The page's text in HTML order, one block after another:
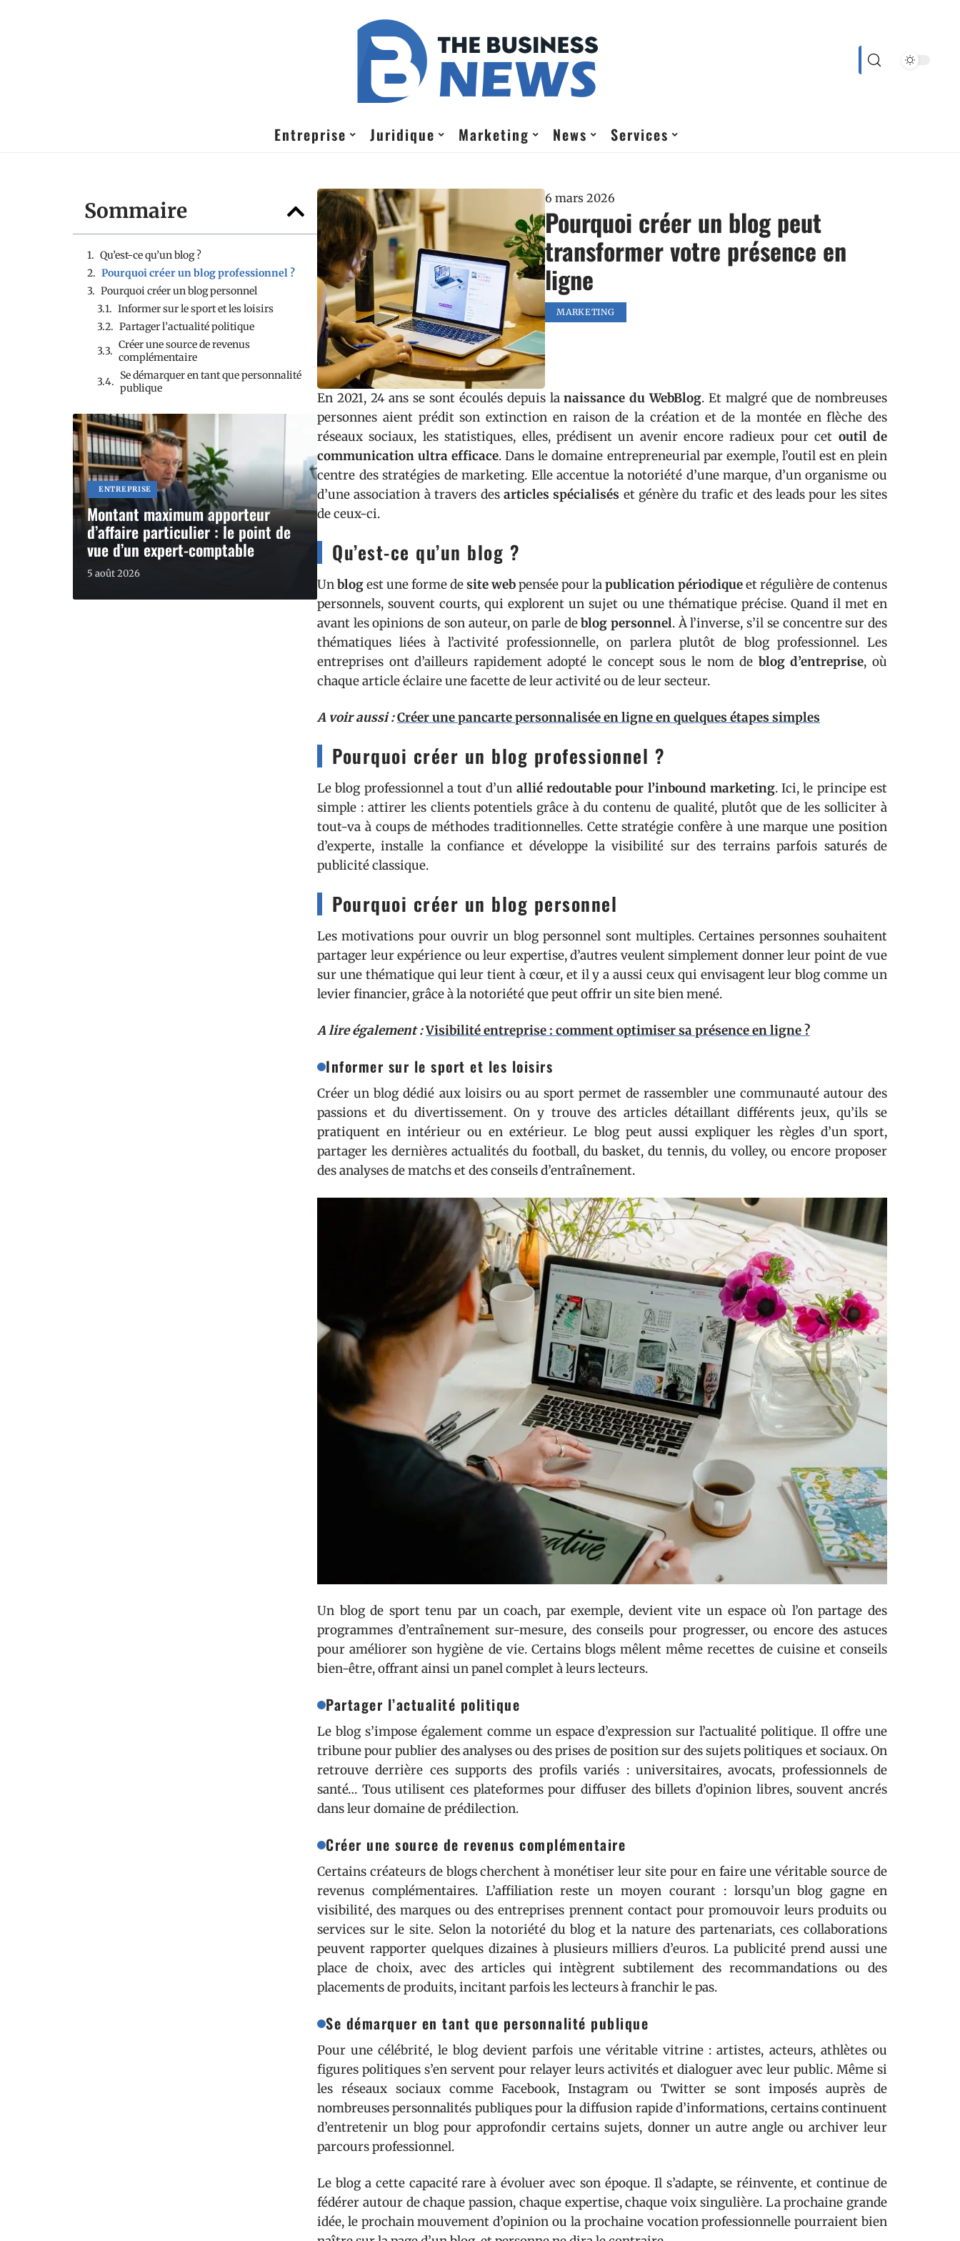
Entreprise Juridique Marketing News Services
Sommaire
Qu’est-ce qu’un blog ?
Pourquoi créer un blog professionnel ?
Pourquoi créer un blog personnel
Informer sur le sport et les loisirs
Partager l’actualité politique
Créer une source de revenus
complémentaire
Se démarquer en tant que personnalité
publique
ENTREPRISE
Montant maximum apporteur
d’affaire particulier : le point de
vue d’un expert-comptable
5 août 2026
6 mars 2026
Pourquoi créer un blog peut
transformer votre présence en
ligne
MARKETING
En 2021, 24 ans se sont écoulés depuis lanaissance du WebBlog. Et malgré que de nombreuses
personnes aient prédit son extinction en raison de la création et de la montée en flèche des
réseaux sociaux, les statistiques, elles, prédisent un avenir encore radieux pour cet outil de
communication ultra efficace. Dans le domaine entrepreneurial par exemple, l’outil est en plein
centre des stratégies de marketing. Elle accentue la notoriété d’une marque, d’un organisme ou
d’une association à travers des articles spécialisés et génère du trafic et des leads pour les sites
de ceux-ci.
Qu’est-ce qu’un blog ?
Unblogest une forme desite webpensée pour lapublication périodiqueet régulière de contenus
personnels, souvent courts, qui explorent un sujet ou une thématique précise. Quand il met en
avant les opinions de son auteur, on parle deblog personnel. À l’inverse, s’il se concentre sur des
thématiques liées à l’activité professionnelle, on parlera plutôt de blog professionnel. Les
entreprises ont d’ailleurs rapidement adopté le concept sous le nom de blog d’entreprise, où
chaque article éclaire une facette de leur activité ou de leur secteur.
A voir aussi :Créer une pancarte personnalisée en ligne en quelques étapes simples
Pourquoi créer un blog professionnel ?
Le blog professionnel a tout d’un allié redoutable pour l’inbound marketing. Ici, le principe est
simple : attirer les clients potentiels grâce à du contenu de qualité, plutôt que de les solliciter à
tout-va à coups de méthodes traditionnelles. Cette stratégie confère à une marque une position
d’experte, installe la confiance et développe la visibilité sur des terrains parfois saturés de
publicité classique.
Pourquoi créer un blog personnel
Les motivations pour ouvrir un blog personnel sont multiples. Certaines personnes souhaitent
partager leur expérience ou leur expertise, d’autres veulent simplement donner leur point de vue
sur une thématique qui leur tient à cœur, et il y a aussi ceux qui envisagent leur blog comme un
levier financier, grâce à la notoriété que peut offrir un site bien mené.
A lire également :Visibilité entreprise : comment optimiser sa présence en ligne ?
Informer sur le sport et les loisirs
Créer un blog dédié aux loisirs ou au sport permet de rassembler une communauté autour des
passions et du divertissement. On y trouve des articles détaillant différents jeux, qu’ils se
pratiquent en intérieur ou en extérieur. Le blog peut aussi expliquer les règles d’un sport,
partager les dernières actualités du football, du basket, du tennis, du volley, ou encore proposer
des analyses de matchs et des conseils d’entraînement.
Un blog de sport tenu par un coach, par exemple, devient vite un espace où l’on partage des
programmes d’entraînement sur-mesure, des conseils pour progresser, ou encore des astuces
pour améliorer son hygiène de vie. Certains blogs mêlent même recettes de cuisine et conseils
bien-être, offrant ainsi un panel complet à leurs lecteurs.
Partager l’actualité politique
Le blog s’impose également comme un espace d’expression sur l’actualité politique. Il offre une
tribune pour publier des analyses ou des prises de position sur des sujets politiques et sociaux. On
retrouve derrière ces supports des profils variés : universitaires, avocats, professionnels de
santé… Tous utilisent ces plateformes pour diffuser des billets d’opinion libres, souvent ancrés
dans leur domaine de prédilection.
Créer une source de revenus complémentaire
Certains créateurs de blogs cherchent à monétiser leur site pour en faire une véritable source de
revenus complémentaires. L’affiliation reste un moyen courant : lorsqu’un blog gagne en
visibilité, des marques ou des entreprises prennent contact pour promouvoir leurs produits ou
services sur le site. Selon la notoriété du blog et la nature des partenariats, ces collaborations
peuvent rapporter quelques dizaines à plusieurs milliers d’euros. La publicité prend aussi une
place de choix, avec des articles qui intègrent subtilement des recommandations ou des
placements de produits, incitant parfois les lecteurs à franchir le pas.
Se démarquer en tant que personnalité publique
Pour une célébrité, le blog devient parfois une véritable vitrine : artistes, acteurs, athlètes ou
figures politiques s’en servent pour relayer leurs activités et dialoguer avec leur public. Même si
les réseaux sociaux comme Facebook, Instagram ou Twitter se sont imposés auprès de
nombreuses personnalités publiques pour la diffusion rapide d’informations, certains continuent
d’entretenir un blog pour approfondir certains sujets, donner un autre angle ou archiver leur
parcours professionnel.
Le blog a cette capacité rare à évoluer avec son époque. Il s’adapte, se réinvente, et continue de
fédérer autour de chaque passion, chaque expertise, chaque voix singulière. La prochaine grande
idée, le prochain mouvement d’opinion ou la prochaine vocation professionnelle pourraient bien